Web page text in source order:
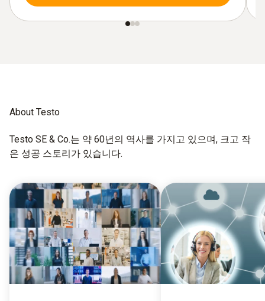
About Testo
Testo SE & Co.는 약 60년의 역사를 가지고 있으며, 크고 작
은 성공 스토리가 있습니다.